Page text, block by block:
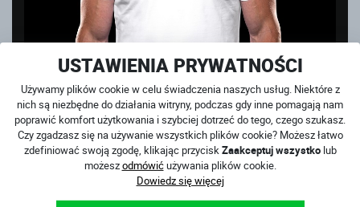
USTAWIENIA PRYWATNOŚCI
Używamy plików cookie w celu świadczenia naszych usług. Niektóre z
nich są niezbędne do działania witryny, podczas gdy inne pomagają nam
poprawić komfort użytkowania i szybciej dotrzeć do tego, czego szukasz.
Czy zgadzasz się na używanie wszystkich plików cookie? Możesz łatwo
zdefiniować swoją zgodę, klikając przyciskZaakceptuj wszystkolub
możeszodmówićużywania plików cookie.
Dowiedz się więcej
T-SHIRT SHAKY WHITE